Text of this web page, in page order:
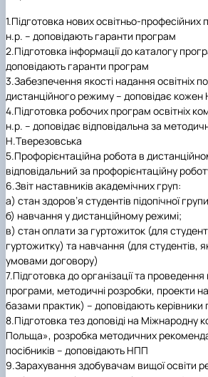
1.Підготовка нових освітньо-
н.р. – доповідають гаранти програм
2.Підготовка інформації до каталогу
доповідають гаранти програм
3.Забезпечення якості надання освітніх
дистанційного режиму – доповідає
4.Підготовка робочих програм освітніх
н.р. – доповідає відповідальна за
Н.Тверезовська
5.Профорієнтаційна робота в
відповідальний за профорієнтаційну
6.Звіт наставників академічних груп:
а) стан здоров’я студентів підопічної
б) навчання у дистанційному режимі;
в) стан оплати за гуртожиток (для
гуртожитку) та навчання (для студентів,
умовами договору)
7.Підготовка до організації та
програми, методичні розробки, проекти
базами практик) – доповідають керівники
8.Підготовка тез доповіді на Міжнародну
Польща», розробка методичних
посібників – доповідають НПП
9.Зарахування здобувачам вищої освіти